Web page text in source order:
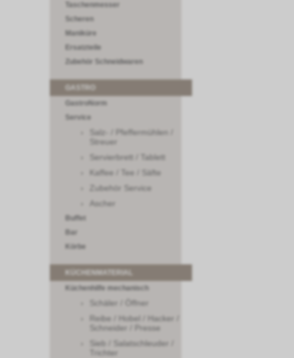
Taschenmesser
Scheren
Maniküre
Ersatzteile
Zubehör Schneidwaren
GastroNorm
Service
Salz- / Pfeffermühlen /
Streuer
Servierbrett / Tablett
Kaffee / Tee / Säfte
Zubehör Service
Ascher
Buffet
Bar
Körbe
KÜCHENMATERIAL
Küchenhilfe mechanisch
Schäler / Öffner
Reibe / Hobel / Hacker /
Schneider / Presse
Sieb / Salatschleuder /
Trichter